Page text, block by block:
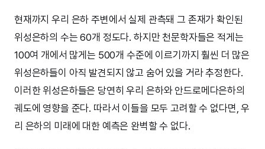
현재까지 우리 은하 주변에서 실제 관측돼 그 존재가 확인된
위성은하의 수는 60개 정도다. 하지만 천문학자들은 적게는
100여 개에서 많게는 500개 수준에 이르기까지 훨씬 더 많은
위성은하들이 아직 발견되지 않고 숨어 있을 거라 추정한다.
이러한 위성은하들은 당연히 우리 은하와 안드로메다은하의
궤도에 영향을 준다. 따라서 이들을 모두 고려할 수 없다면, 우
리 은하의 미래에 대한 예측은 완벽할 수 없다.